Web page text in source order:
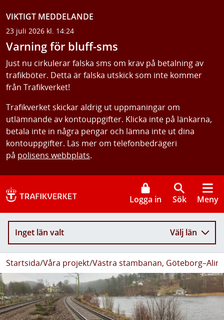
VIKTIGT MEDDELANDE
23 juli 2026 kl. 14:24
Varning för bluff-sms
Just nu cirkulerar falska sms om krav på betalning av
trafikböter. Detta är falska utskick som inte kommer
från Trafikverket!
Trafikverket skickar aldrig ut uppmaningar om
utlämnande av kontouppgifter. Klicka inte på länkarna,
betala inte in några pengar och lämna inte ut dina
kontouppgifter. Läs mer om telefonbedrägeri
på polisens webbplats.
Logga in Sök Meny
Inget län valt Välj län
Startsida/Våra projekt/Västra stambanan,